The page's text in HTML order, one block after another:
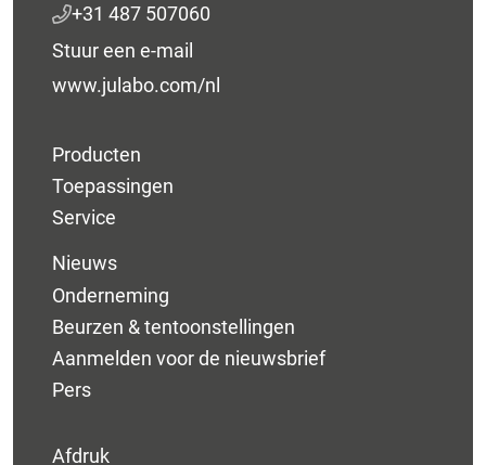
+31 487 507060
Stuur een e-mail
www.julabo.com/nl
Producten
Toepassingen
Service
Nieuws
Onderneming
Beurzen & tentoonstellingen
Aanmelden voor de nieuwsbrief
Pers
Afdruk